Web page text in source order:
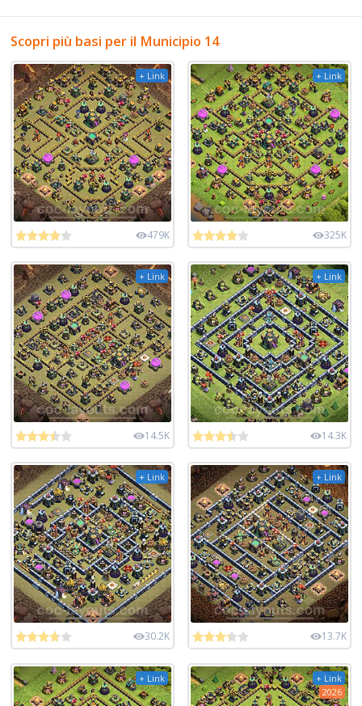
Scopri più basi per il Municipio 14
+ Link
479K
+ Link
325K
+ Link
14.5K
+ Link
14.3K
+ Link
30.2K
+ Link
13.7K
+ Link
+ Link
2026